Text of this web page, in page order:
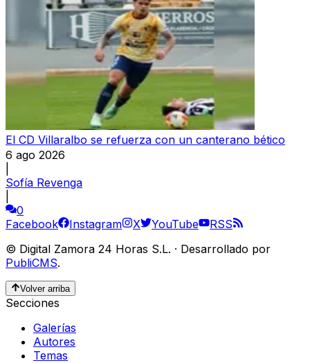
El CD Villaralbo se refuerza con un canterano bético
6 ago 2026
Sofía Revenga
0
Facebook
Instagram X YouTube
RSS
© Digital Zamora 24 Horas S.L. · Desarrollado por
PubliCMS.
Volver arriba
Secciones
Galerías
Autores
Temas